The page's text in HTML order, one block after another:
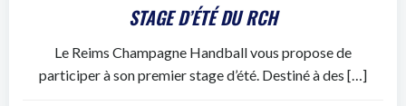
STAGE D’ÉTÉ DU RCH
Le Reims Champagne Handball vous propose de
participer à son premier stage d’été. Destiné à des […]